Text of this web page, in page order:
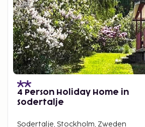
4 Person Holiday Home in
Sodertalje
Sodertalje, Stockholm, Zweden